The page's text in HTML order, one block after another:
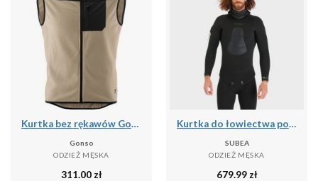
Kurtka bez rękawów Gonso Adventure
Gonso
ODZIEŻ MĘSKA
311.00 zł
Kurtka do łowiectwa podwodnego męska Subea SPF 900 z gładkiego neoprenu 7 mm
SUBEA
ODZIEŻ MĘSKA
679.99 zł